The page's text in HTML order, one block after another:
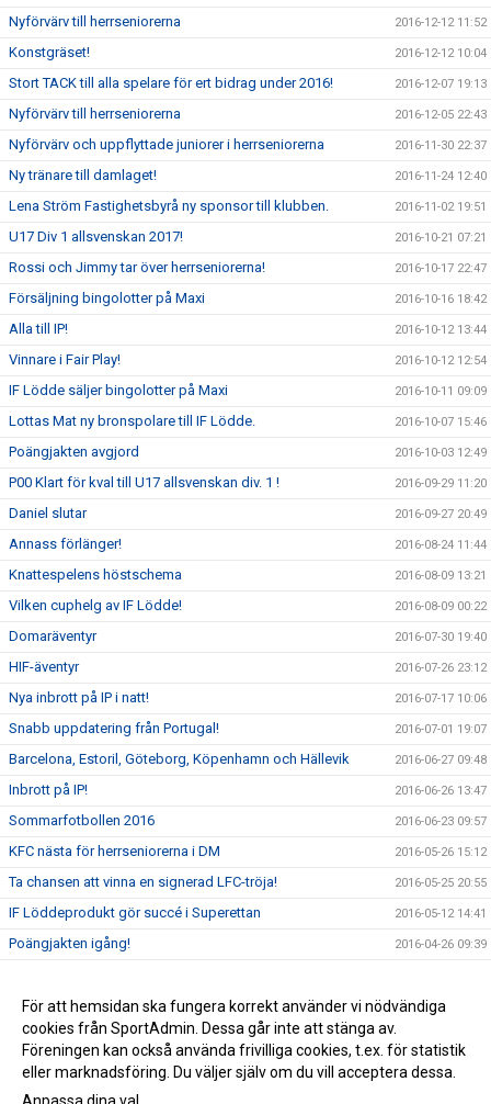
Nyförvärv till herrseniorerna 2016-12-12 11:52
Konstgräset! 2016-12-12 10:04
Stort TACK till alla spelare för ert bidrag under 2016! 2016-12-07 19:13
Nyförvärv till herrseniorerna 2016-12-05 22:43
Nyförvärv och uppflyttade juniorer i herrseniorerna 2016-11-30 22:37
Ny tränare till damlaget! 2016-11-24 12:40
Lena Ström Fastighetsbyrå ny sponsor till klubben. 2016-11-02 19:51
U17 Div 1 allsvenskan 2017! 2016-10-21 07:21
Rossi och Jimmy tar över herrseniorerna! 2016-10-17 22:47
Försäljning bingolotter på Maxi 2016-10-16 18:42
Alla till IP! 2016-10-12 13:44
Vinnare i Fair Play! 2016-10-12 12:54
IF Lödde säljer bingolotter på Maxi 2016-10-11 09:09
Lottas Mat ny bronspolare till IF Lödde. 2016-10-07 15:46
Poängjakten avgjord 2016-10-03 12:49
P00 Klart för kval till U17 allsvenskan div. 1 ! 2016-09-29 11:20
Daniel slutar 2016-09-27 20:49
Annass förlänger! 2016-08-24 11:44
Knattespelens höstschema 2016-08-09 13:21
Vilken cuphelg av IF Lödde! 2016-08-09 00:22
Domaräventyr 2016-07-30 19:40
HIF-äventyr 2016-07-26 23:12
Nya inbrott på IP i natt! 2016-07-17 10:06
Snabb uppdatering från Portugal! 2016-07-01 19:07
Barcelona, Estoril, Göteborg, Köpenhamn och Hällevik 2016-06-27 09:48
Inbrott på IP! 2016-06-26 13:47
Sommarfotbollen 2016 2016-06-23 09:57
KFC nästa för herrseniorerna i DM 2016-05-26 15:12
Ta chansen att vinna en signerad LFC-tröja! 2016-05-25 20:55
IF Löddeprodukt gör succé i Superettan 2016-05-12 14:41
Poängjakten igång! 2016-04-26 09:39
Nu är vi live med nya sidan! 2016-04-01 06:20
P00 vinnare i Future Cup! 2016-03-28 22:49
För att hemsidan ska fungera korrekt använder vi nödvändiga
cookies från SportAdmin. Dessa går inte att stänga av.
Föreningen kan också använda frivilliga cookies, t.ex. för statistik
eller marknadsföring. Du väljer själv om du vill acceptera dessa.